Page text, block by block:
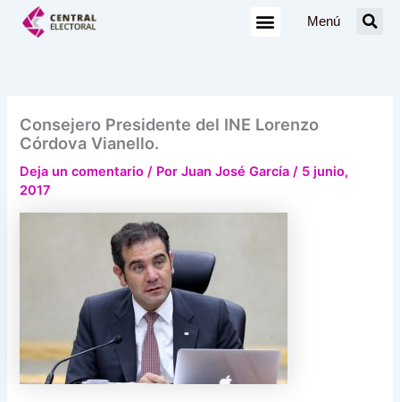
Menú
Consejero Presidente del INE Lorenzo
Córdova Vianello.
Deja un comentario / PorJuan José García/ 5 junio,
2017